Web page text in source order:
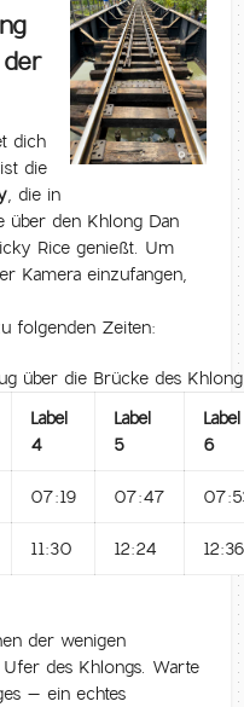
dich
die
, die in
über den Khlong Dan
Rice genießt. Um
Kamera einzufangen,
folgenden Zeiten:
über die Brücke des
Label
4
Label
5
Label
6
07:19 07:47
11:30 12:24
der wenigen
des Khlongs. Warte
– ein echtes